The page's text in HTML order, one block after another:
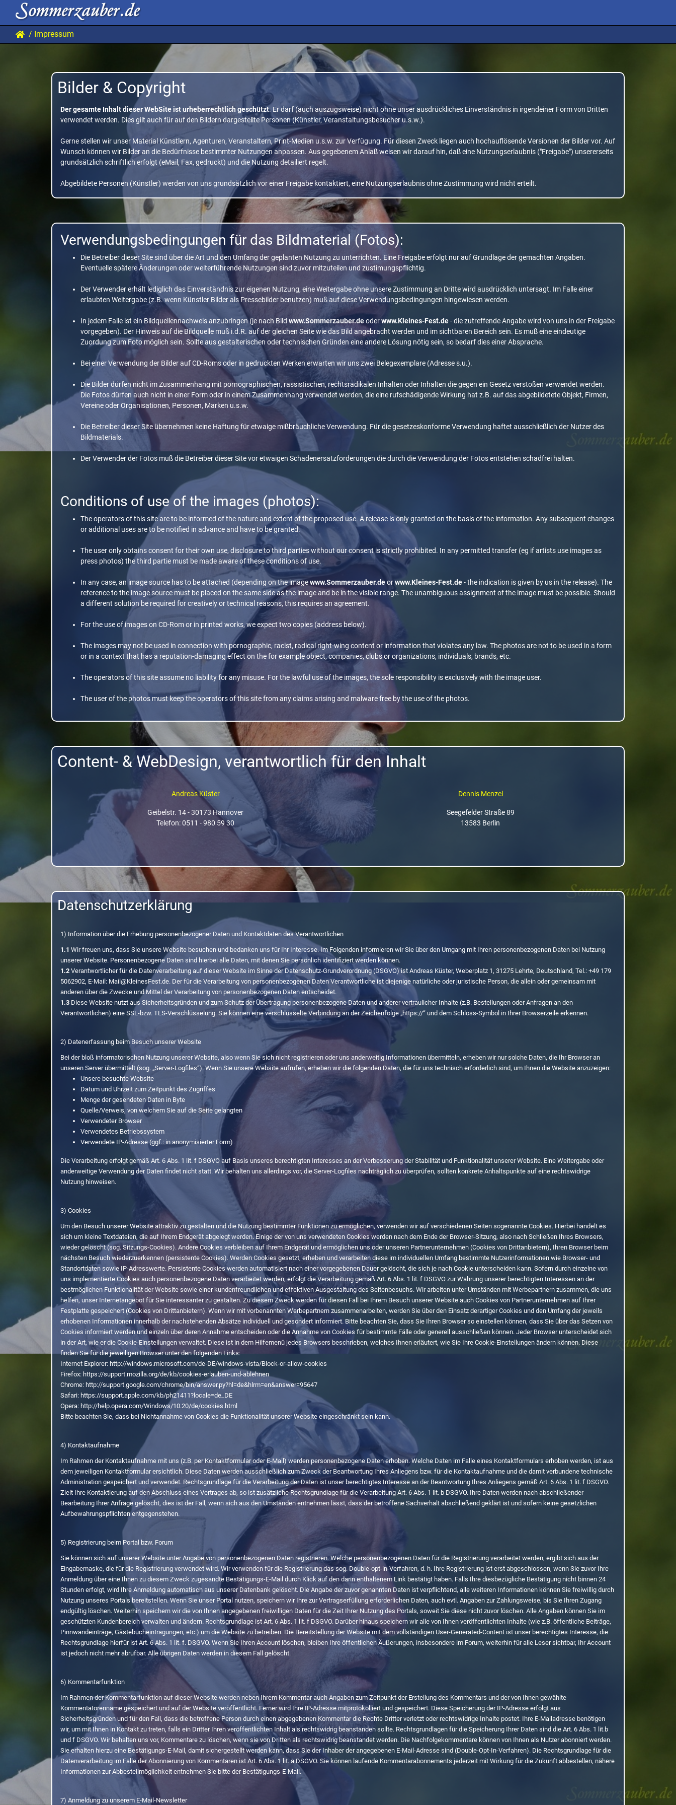
/ Impressum
Bilder & Copyright
Der gesamte Inhalt dieser WebSite ist urheberrechtlich geschützt. Er darf (auch auszugsweise) nicht ohne unser ausdrückliches Einverständnis in irgendeiner Form von Dritten
verwendet werden. Dies gilt auch für auf den Bildern dargestellte Personen (Künstler, Veranstaltungsbesucher u.s.w.).
Gerne stellen wir unser Material Künstlern, Agenturen, Veranstaltern, Print-Medien u.s.w. zur Verfügung. Für diesen Zweck liegen auch hochauflösende Versionen der Bilder vor. Auf
Wunsch können wir Bilder an die Bedürfnisse bestimmter Nutzungen anpassen. Aus gegebenem Anlaß weisen wir darauf hin, daß eine Nutzungserlaubnis ("Freigabe") unsererseits
grundsätzlich schriftlich erfolgt (eMail, Fax, gedruckt) und die Nutzung detailiert regelt.
Abgebildete Personen (Künstler) werden von uns grundsätzlich vor einer Freigabe kontaktiert, eine Nutzungserlaubnis ohne Zustimmung wird nicht erteilt.
Verwendungsbedingungen für das Bildmaterial (Fotos):
Die Betreiber dieser Site sind über die Art und den Umfang der geplanten Nutzung zu unterrichten. Eine Freigabe erfolgt nur auf Grundlage der gemachten Angaben.
Eventuelle spätere Änderungen oder weiterführende Nutzungen sind zuvor mitzuteilen und zustimungspflichtig.
Der Verwender erhält lediglich das Einverständnis zur eigenen Nutzung, eine Weitergabe ohne unsere Zustimmung an Dritte wird ausdrücklich untersagt. Im Falle einer
erlaubten Weitergabe (z.B. wenn Künstler Bilder als Pressebilder benutzen) muß auf diese Verwendungsbedingungen hingewiesen werden.
In jedem Falle ist ein Bildquellennachweis anzubringen (je nach Bildwww.Sommerzauber.deoderwww.Kleines-Fest.de- die zutreffende Angabe wird von uns in der Freigabe
vorgegeben). Der Hinweis auf die Bildquelle muß i.d.R. auf der gleichen Seite wie das Bild angebracht werden und im sichtbaren Bereich sein. Es muß eine eindeutige
Zuordung zum Foto möglich sein. Sollte aus gestalterischen oder technischen Gründen eine andere Lösung nötig sein, so bedarf dies einer Absprache.
Bei einer Verwendung der Bilder auf CD-Roms oder in gedruckten Werken erwarten wir uns zwei Belegexemplare (Adresse s.u.).
Die Bilder dürfen nicht im Zusammenhang mit pornographischen, rassistischen, rechtsradikalen Inhalten oder Inhalten die gegen ein Gesetz verstoßen verwendet werden.
Die Fotos dürfen auch nicht in einer Form oder in einem Zusammenhang verwendet werden, die eine rufschädigende Wirkung hat z.B. auf das abgebildetete Objekt, Firmen,
Vereine oder Organisationen, Personen, Marken u.s.w.
Die Betreiber dieser Site übernehmen keine Haftung für etwaige mißbräuchliche Verwendung. Für die gesetzeskonforme Verwendung haftet ausschließlich der Nutzer des
Bildmaterials.
Der Verwender der Fotos muß die Betreiber dieser Site vor etwaigen Schadenersatzforderungen die durch die Verwendung der Fotos entstehen schadfrei halten.
Conditions of use of the images (photos):
The operators of this site are to be informed of the nature and extent of the proposed use. A release is only granted on the basis of the information. Any subsequent changes
or additional uses are to be notified in advance and have to be granted.
The user only obtains consent for their own use, disclosure to third parties without our consent is strictly prohibited. In any permitted transfer (eg if artists use images as
press photos) the third partie must be made aware of these conditions of use.
In any case, an image source has to be attached (depending on the imagewww.Sommerzauber.deorwww.Kleines-Fest.de- the indication is given by us in the release). The
reference to the image source must be placed on the same side as the image and be in the visible range. The unambiguous assignment of the image must be possible. Should
a different solution be required for creatively or technical reasons, this requires an agreement.
For the use of images on CD-Rom or in printed works, we expect two copies (address below).
The images may not be used in connection with pornographic, racist, radical right-wing content or information that violates any law. The photos are not to be used in a form
or in a context that has a reputation-damaging effect on the for example object, companies, clubs or organizations, individuals, brands, etc.
The operators of this site assume no liability for any misuse. For the lawful use of the images, the sole responsibility is exclusively with the image user.
The user of the photos must keep the operators of this site from any claims arising and malware free by the use of the photos.
Content- & WebDesign, verantwortlich für den Inhalt
Andreas Küster
Geibelstr. 14 - 30173 Hannover
Telefon: 0511 - 980 59 30
Dennis Menzel
Seegefelder Straße 89
13583 Berlin
Datenschutzerklärung
1) Information über die Erhebung personenbezogener Daten und Kontaktdaten des Verantwortlichen
1.1 Wir freuen uns, dass Sie unsere Website besuchen und bedanken uns für Ihr Interesse. Im Folgenden informieren wir Sie über den Umgang mit Ihren personenbezogenen Daten bei Nutzung
unserer Website. Personenbezogene Daten sind hierbei alle Daten, mit denen Sie persönlich identifiziert werden können.
1.2 Verantwortlicher für die Datenverarbeitung auf dieser Website im Sinne der Datenschutz-Grundverordnung (DSGVO) ist Andreas Küster, Weberplatz 1, 31275 Lehrte, Deutschland, Tel.: +49 179
5062902, E-Mail: Mail@KleinesFest.de. Der für die Verarbeitung von personenbezogenen Daten Verantwortliche ist diejenige natürliche oder juristische Person, die allein oder gemeinsam mit
anderen über die Zwecke und Mittel der Verarbeitung von personenbezogenen Daten entscheidet.
1.3 Diese Website nutzt aus Sicherheitsgründen und zum Schutz der Übertragung personenbezogene Daten und anderer vertraulicher Inhalte (z.B. Bestellungen oder Anfragen an den
Verantwortlichen) eine SSL-bzw. TLS-Verschlüsselung. Sie können eine verschlüsselte Verbindung an der Zeichenfolge „https://“ und dem Schloss-Symbol in Ihrer Browserzeile erkennen.
2) Datenerfassung beim Besuch unserer Website
Bei der bloß informatorischen Nutzung unserer Website, also wenn Sie sich nicht registrieren oder uns anderweitig Informationen übermitteln, erheben wir nur solche Daten, die Ihr Browser an
unseren Server übermittelt (sog. „Server-Logfiles“). Wenn Sie unsere Website aufrufen, erheben wir die folgenden Daten, die für uns technisch erforderlich sind, um Ihnen die Website anzuzeigen:
Unsere besuchte Website
Datum und Uhrzeit zum Zeitpunkt des Zugriffes
Menge der gesendeten Daten in Byte
Quelle/Verweis, von welchem Sie auf die Seite gelangten
Verwendeter Browser
Verwendetes Betriebssystem
Verwendete IP-Adresse (ggf.: in anonymisierter Form)
Die Verarbeitung erfolgt gemäß Art. 6 Abs. 1 lit. f DSGVO auf Basis unseres berechtigten Interesses an der Verbesserung der Stabilität und Funktionalität unserer Website. Eine Weitergabe oder
anderweitige Verwendung der Daten findet nicht statt. Wir behalten uns allerdings vor, die Server-Logfiles nachträglich zu überprüfen, sollten konkrete Anhaltspunkte auf eine rechtswidrige
Nutzung hinweisen.
3) Cookies
Um den Besuch unserer Website attraktiv zu gestalten und die Nutzung bestimmter Funktionen zu ermöglichen, verwenden wir auf verschiedenen Seiten sogenannte Cookies. Hierbei handelt es
sich um kleine Textdateien, die auf Ihrem Endgerät abgelegt werden. Einige der von uns verwendeten Cookies werden nach dem Ende der Browser-Sitzung, also nach Schließen Ihres Browsers,
wieder gelöscht (sog. Sitzungs-Cookies). Andere Cookies verbleiben auf Ihrem Endgerät und ermöglichen uns oder unseren Partnerunternehmen (Cookies von Drittanbietern), Ihren Browser beim
nächsten Besuch wiederzuerkennen (persistente Cookies). Werden Cookies gesetzt, erheben und verarbeiten diese im individuellen Umfang bestimmte Nutzerinformationen wie Browser- und
Standortdaten sowie IP-Adresswerte. Persistente Cookies werden automatisiert nach einer vorgegebenen Dauer gelöscht, die sich je nach Cookie unterscheiden kann. Sofern durch einzelne von
uns implementierte Cookies auch personenbezogene Daten verarbeitet werden, erfolgt die Verarbeitung gemäß Art. 6 Abs. 1 lit. f DSGVO zur Wahrung unserer berechtigten Interessen an der
bestmöglichen Funktionalität der Website sowie einer kundenfreundlichen und effektiven Ausgestaltung des Seitenbesuchs. Wir arbeiten unter Umständen mit Werbepartnern zusammen, die uns
helfen, unser Internetangebot für Sie interessanter zu gestalten. Zu diesem Zweck werden für diesen Fall bei Ihrem Besuch unserer Website auch Cookies von Partnerunternehmen auf Ihrer
Festplatte gespeichert (Cookies von Drittanbietern). Wenn wir mit vorbenannten Werbepartnern zusammenarbeiten, werden Sie über den Einsatz derartiger Cookies und den Umfang der jeweils
erhobenen Informationen innerhalb der nachstehenden Absätze individuell und gesondert informiert. Bitte beachten Sie, dass Sie Ihren Browser so einstellen können, dass Sie über das Setzen von
Cookies informiert werden und einzeln über deren Annahme entscheiden oder die Annahme von Cookies für bestimmte Fälle oder generell ausschließen können. Jeder Browser unterscheidet sich
in der Art, wie er die Cookie-Einstellungen verwaltet. Diese ist in dem Hilfemenü jedes Browsers beschrieben, welches Ihnen erläutert, wie Sie Ihre Cookie-Einstellungen ändern können. Diese
finden Sie für die jeweiligen Browser unter den folgenden Links:
Internet Explorer: http://windows.microsoft.com/de-DE/windows-vista/Block-or-allow-cookies
Firefox: https://support.mozilla.org/de/kb/cookies-erlauben-und-ablehnen
Chrome: http://support.google.com/chrome/bin/answer.py?hl=de&hlrm=en&answer=95647
Safari: https://support.apple.com/kb/ph21411?locale=de_DE
Opera: http://help.opera.com/Windows/10.20/de/cookies.html
Bitte beachten Sie, dass bei Nichtannahme von Cookies die Funktionalität unserer Website eingeschränkt sein kann.
4) Kontaktaufnahme
Im Rahmen der Kontaktaufnahme mit uns (z.B. per Kontaktformular oder E-Mail) werden personenbezogene Daten erhoben. Welche Daten im Falle eines Kontaktformulars erhoben werden, ist aus
dem jeweiligen Kontaktformular ersichtlich. Diese Daten werden ausschließlich zum Zweck der Beantwortung Ihres Anliegens bzw. für die Kontaktaufnahme und die damit verbundene technische
Administration gespeichert und verwendet. Rechtsgrundlage für die Verarbeitung der Daten ist unser berechtigtes Interesse an der Beantwortung Ihres Anliegens gemäß Art. 6 Abs. 1 lit. f DSGVO.
Zielt Ihre Kontaktierung auf den Abschluss eines Vertrages ab, so ist zusätzliche Rechtsgrundlage für die Verarbeitung Art. 6 Abs. 1 lit. b DSGVO. Ihre Daten werden nach abschließender
Bearbeitung Ihrer Anfrage gelöscht, dies ist der Fall, wenn sich aus den Umständen entnehmen lässt, dass der betroffene Sachverhalt abschließend geklärt ist und sofern keine gesetzlichen
Aufbewahrungspflichten entgegenstehen.
5) Registrierung beim Portal bzw. Forum
Sie können sich auf unserer Website unter Angabe von personenbezogenen Daten registrieren. Welche personenbezogenen Daten für die Registrierung verarbeitet werden, ergibt sich aus der
Eingabemaske, die für die Registrierung verwendet wird. Wir verwenden für die Registrierung das sog. Double-opt-in-Verfahren, d. h. Ihre Registrierung ist erst abgeschlossen, wenn Sie zuvor Ihre
Anmeldung über eine Ihnen zu diesem Zweck zugesandte Bestätigungs-E-Mail durch Klick auf den darin enthaltenem Link bestätigt haben. Falls Ihre diesbezügliche Bestätigung nicht binnen 24
Stunden erfolgt, wird Ihre Anmeldung automatisch aus unserer Datenbank gelöscht. Die Angabe der zuvor genannten Daten ist verpflichtend, alle weiteren Informationen können Sie freiwillig durch
Nutzung unseres Portals bereitstellen. Wenn Sie unser Portal nutzen, speichern wir Ihre zur Vertragserfüllung erforderlichen Daten, auch evtl. Angaben zur Zahlungsweise, bis Sie Ihren Zugang
endgültig löschen. Weiterhin speichern wir die von Ihnen angegebenen freiwilligen Daten für die Zeit Ihrer Nutzung des Portals, soweit Sie diese nicht zuvor löschen. Alle Angaben können Sie im
geschützten Kundenbereich verwalten und ändern. Rechtsgrundlage ist Art. 6 Abs. 1 lit. f DSGVO. Darüber hinaus speichern wir alle von Ihnen veröffentlichten Inhalte (wie z.B. öffentliche Beiträge,
Pinnwandeinträge, Gästebucheintragungen, etc.) um die Website zu betreiben. Die Bereitstellung der Website mit dem vollständigen User-Generated-Content ist unser berechtigtes Interesse, die
Rechtsgrundlage hierfür ist Art. 6 Abs. 1 lit. f. DSGVO. Wenn Sie Ihren Account löschen, bleiben Ihre öffentlichen Äußerungen, insbesondere im Forum, weiterhin für alle Leser sichtbar, Ihr Account
ist jedoch nicht mehr abrufbar. Alle übrigen Daten werden in diesem Fall gelöscht.
6) Kommentarfunktion
Im Rahmen der Kommentarfunktion auf dieser Website werden neben Ihrem Kommentar auch Angaben zum Zeitpunkt der Erstellung des Kommentars und der von Ihnen gewählte
Kommentatorenname gespeichert und auf der Website veröffentlicht. Ferner wird Ihre IP-Adresse mitprotokolliert und gespeichert. Diese Speicherung der IP-Adresse erfolgt aus
Sicherheitsgründen und für den Fall, dass die betroffene Person durch einen abgegebenen Kommentar die Rechte Dritter verletzt oder rechtswidrige Inhalte postet. Ihre E-Mailadresse benötigen
wir, um mit Ihnen in Kontakt zu treten, falls ein Dritter Ihren veröffentlichten Inhalt als rechtswidrig beanstanden sollte. Rechtsgrundlagen für die Speicherung Ihrer Daten sind die Art. 6 Abs. 1 lit.b
und f DSGVO. Wir behalten uns vor, Kommentare zu löschen, wenn sie von Dritten als rechtswidrig beanstandet werden. Die Nachfolgekommentare können von Ihnen als Nutzer abonniert werden.
Sie erhalten hierzu eine Bestätigungs-E-Mail, damit sichergestellt werden kann, dass Sie der Inhaber der angegebenen E-Mail-Adresse sind (Double-Opt-In-Verfahren). Die Rechtsgrundlage für die
Datenverarbeitung im Falle der Abonnierung von Kommentaren ist Art. 6 Abs. 1 lit. a DSGVO. Sie können laufende Kommentarabonnements jederzeit mit Wirkung für die Zukunft abbestellen, nähere
Informationen zur Abbestellmöglichkeit entnehmen Sie bitte der Bestätigungs-E-Mail.
7) Anmeldung zu unserem E-Mail-Newsletter